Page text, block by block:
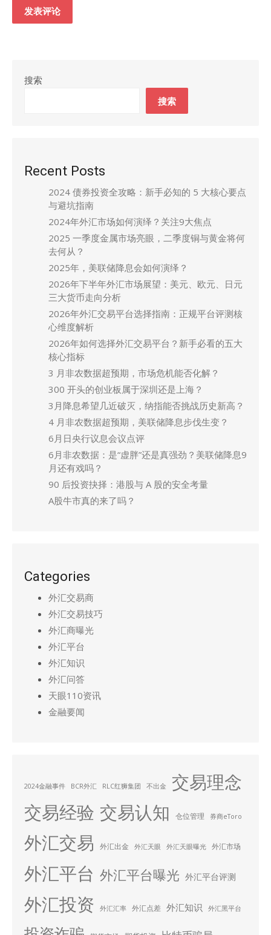
搜索
搜索
Recent Posts
2024 债券投资全攻略：新手必知的 5 大核心要点
与避坑指南
2024年外汇市场如何演绎？关注9大焦点
2025 一季度金属市场亮眼，二季度铜与黄金将何
去何从？
2025年，美联储降息会如何演绎？
2026年下半年外汇市场展望：美元、欧元、日元
三大货币走向分析
2026年外汇交易平台选择指南：正规平台评测核
心维度解析
2026年如何选择外汇交易平台？新手必看的五大
核心指标
3 月非农数据超预期，市场危机能否化解？
300 开头的创业板属于深圳还是上海？
3月降息希望几近破灭，纳指能否挑战历史新高？
4 月非农数据超预期，美联储降息步伐生变？
6月日央行议息会议点评
6月非农数据：是“虚胖”还是真强劲？美联储降息9
月还有戏吗？
90 后投资抉择：港股与 A 股的安全考量
A股牛市真的来了吗？
Categories
外汇交易商
外汇交易技巧
外汇商曝光
外汇平台
外汇知识
外汇问答
天眼110资讯
金融要闻
2024金融事件 BCR外汇 RLC红狮集团 不出金
交易理念
交易经验 交易认知 仓位管理 券商eToro
外汇交易 外汇出金 外汇天眼 外汇天眼曝光 外汇市场
外汇平台 外汇平台曝光 外汇平台评测
外汇投资 外汇汇率 外汇点差 外汇知识 外汇黑平台